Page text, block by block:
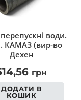
води.
КАМАЗ (вир-во
Дехен
грн
ДОДАТИ В
КОШИК